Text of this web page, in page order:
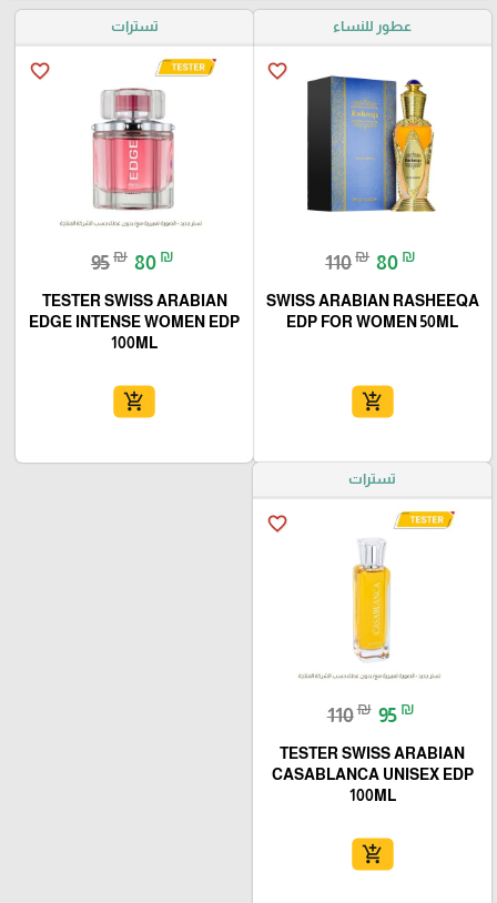
عطور للنساء
favorite_border
110₪ 80 ₪
SWISS ARABIAN RASHEEQA
EDP FOR WOMEN 50ML
add_shopping_cart
تسترات
favorite_border
95₪ 80 ₪
TESTER SWISS ARABIAN
EDGE INTENSE WOMEN EDP
100ML
add_shopping_cart
تسترات
favorite_border
110₪ 95 ₪
TESTER SWISS ARABIAN
CASABLANCA UNISEX EDP
100ML
add_shopping_cart